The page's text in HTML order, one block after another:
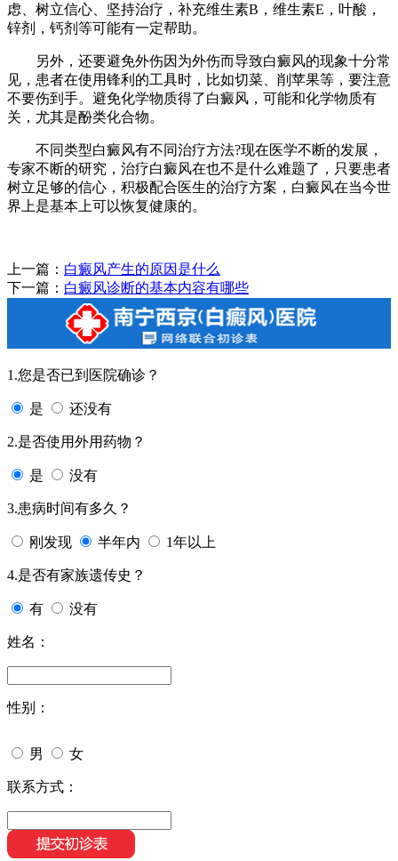
虑、树立信心、坚持治疗，补充维生素B，维生素E，叶酸，
锌剂，钙剂等可能有一定帮助。
另外，还要避免外伤因为外伤而导致白癜风的现象十分常
见，患者在使用锋利的工具时，比如切菜、削苹果等，要注意
不要伤到手。避免化学物质得了白癜风，可能和化学物质有
关，尤其是酚类化合物。
不同类型白癜风有不同治疗方法?现在医学不断的发展，
专家不断的研究，治疗白癜风在也不是什么难题了，只要患者
树立足够的信心，积极配合医生的治疗方案，白癜风在当今世
界上是基本上可以恢复健康的。
上一篇： 白癜风产生的原因是什么
下一篇： 白癜风诊断的基本内容有哪些
1.您是否已到医院确诊？
是 还没有
2.是否使用外用药物？
是 没有
3.患病时间有多久？
刚发现 半年内 1年以上
4.是否有家族遗传史？
有 没有
姓名：
性别：
男 女
联系方式：